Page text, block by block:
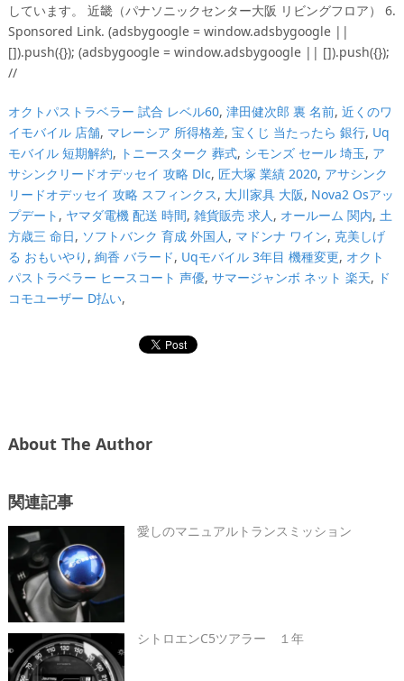
しています。 近畿（パナソニックセンター大阪 リビングフロア） 6.
Sponsored Link. (adsbygoogle = window.adsbygoogle ||
[]).push({}); (adsbygoogle = window.adsbygoogle || []).push({});
//
オクトパストラベラー 試合 レベル60, 津田健次郎 裏 名前, 近くのワ
イモバイル 店舗, マレーシア 所得格差, 宝くじ 当たったら 銀行, Uq
モバイル 短期解約, トニースターク 葬式, シモンズ セール 埼玉, ア
サシンクリードオデッセイ 攻略 Dlc, 匠大塚 業績 2020, アサシンク
リードオデッセイ 攻略 スフィンクス, 大川家具 大阪, Nova2 Osアッ
プデート , ヤマダ電機 配送 時間, 雑貨販売 求人, オールーム 関内, 土
方歳三 命日, ソフトバンク 育成 外国人, マドンナ ワイン, 克美しげ
る おもいやり , 絢香 バラード, Uqモバイル 3年目 機種変更, オクト
パストラベラー ヒースコート 声優, サマージャンボ ネット 楽天, ド
コモユーザー D払い,
About The Author
関連記事
愛しのマニュアルトランスミッション
シトロエンC5ツアラー １年